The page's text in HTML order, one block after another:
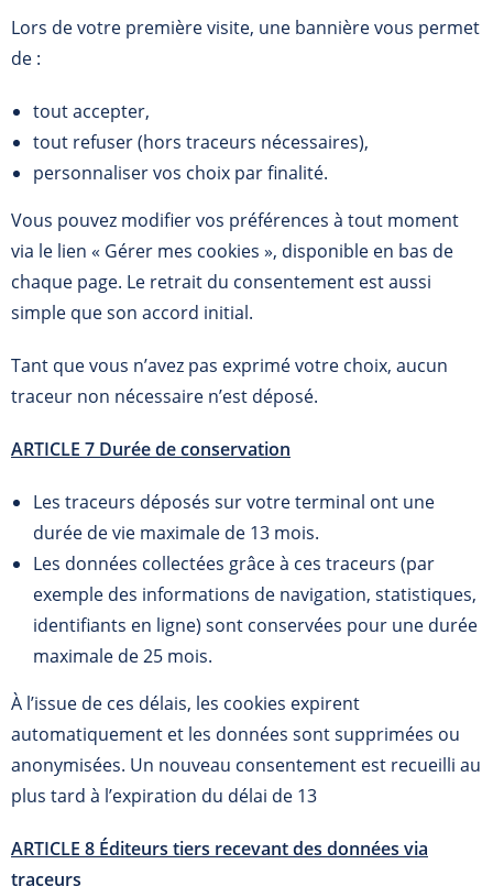
Lors de votre première visite, une bannière vous permet
de :
tout accepter,
tout refuser (hors traceurs nécessaires),
personnaliser vos choix par finalité.
Vous pouvez modifier vos préférences à tout moment
via le lien « Gérer mes cookies », disponible en bas de
chaque page. Le retrait du consentement est aussi
simple que son accord initial.
Tant que vous n’avez pas exprimé votre choix, aucun
traceur non nécessaire n’est déposé.
ARTICLE 7 Durée de conservation
Les traceurs déposés sur votre terminal ont une
durée de vie maximale de 13 mois.
Les données collectées grâce à ces traceurs (par
exemple des informations de navigation, statistiques,
identifiants en ligne) sont conservées pour une durée
maximale de 25 mois.
À l’issue de ces délais, les cookies expirent
automatiquement et les données sont supprimées ou
anonymisées. Un nouveau consentement est recueilli au
plus tard à l’expiration du délai de 13
ARTICLE 8 Éditeurs tiers recevant des données via
traceurs